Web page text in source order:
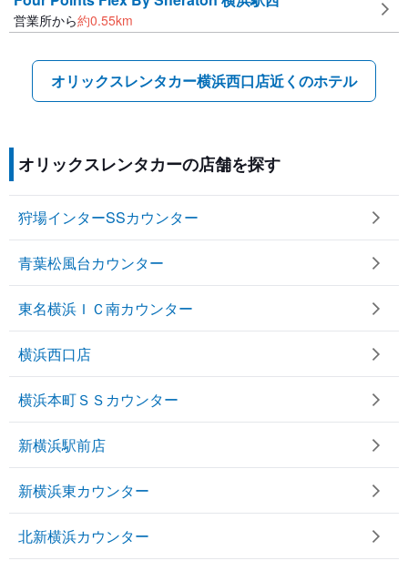
営業所から約0.55km
オリックスレンタカー横浜西口店近くのホテル
オリックスレンタカーの店舗を探す
狩場インターSSカウンター
青葉松風台カウンター
東名横浜ＩＣ南カウンター
横浜西口店
横浜本町ＳＳカウンター
新横浜駅前店
新横浜東カウンター
北新横浜カウンター